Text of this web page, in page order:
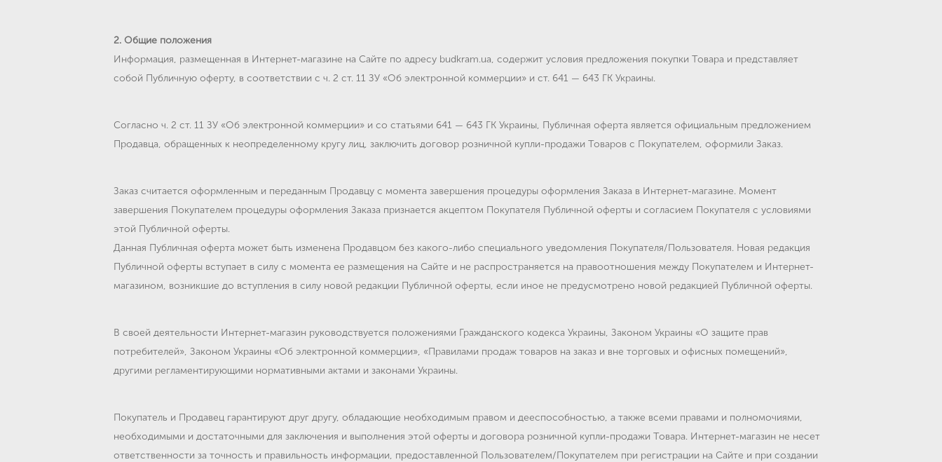
2. Общие положения
Информация, размещенная в Интернет-магазине на Сайте по адресу budkram.ua, содержит условия предложения покупки Товара и представляет
собой Публичную оферту, в соответствии с ч. 2 ст. 11 ЗУ «Об электронной коммерции» и ст. 641 — 643 ГК Украины.
Согласно ч. 2 ст. 11 ЗУ «Об электронной коммерции» и со статьями 641 — 643 ГК Украины, Публичная оферта является официальным предложением
Продавца, обращенных к неопределенному кругу лиц, заключить договор розничной купли-продажи Товаров с Покупателем, оформили Заказ.
Заказ считается оформленным и переданным Продавцу с момента завершения процедуры оформления Заказа в Интернет-магазине. Момент
завершения Покупателем процедуры оформления Заказа признается акцептом Покупателя Публичной оферты и согласием Покупателя с условиями
этой Публичной оферты.
Данная Публичная оферта может быть изменена Продавцом без какого-либо специального уведомления Покупателя/Пользователя. Новая редакция
Публичной оферты вступает в силу с момента ее размещения на Сайте и не распространяется на правоотношения между Покупателем и Интернет-
магазином, возникшие до вступления в силу новой редакции Публичной оферты, если иное не предусмотрено новой редакцией Публичной оферты.
В своей деятельности Интернет-магазин руководствуется положениями Гражданского кодекса Украины, Законом Украины «О защите прав
потребителей», Законом Украины «Об электронной коммерции», «Правилами продаж товаров на заказ и вне торговых и офисных помещений»,
другими регламентирующими нормативными актами и законами Украины.
Покупатель и Продавец гарантируют друг другу, обладающие необходимым правом и дееспособностью, а также всеми правами и полномочиями,
необходимыми и достаточными для заключения и выполнения этой оферты и договора розничной купли-продажи Товара. Интернет-магазин не несет
ответственности за точность и правильность информации, предоставленной Пользователем/Покупателем при регистрации на Сайте и при создании